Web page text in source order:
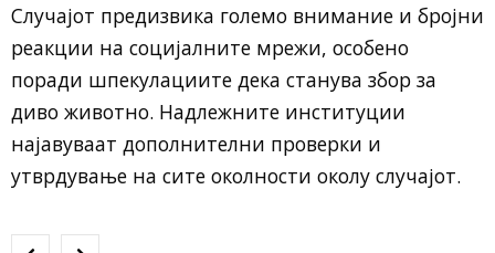
Случајот предизвика големо внимание и бројни
реакции на социјалните мрежи, особено
поради шпекулациите дека станува збор за
диво животно. Надлежните институции
најавуваат дополнителни проверки и
утврдување на сите околности околу случајот.